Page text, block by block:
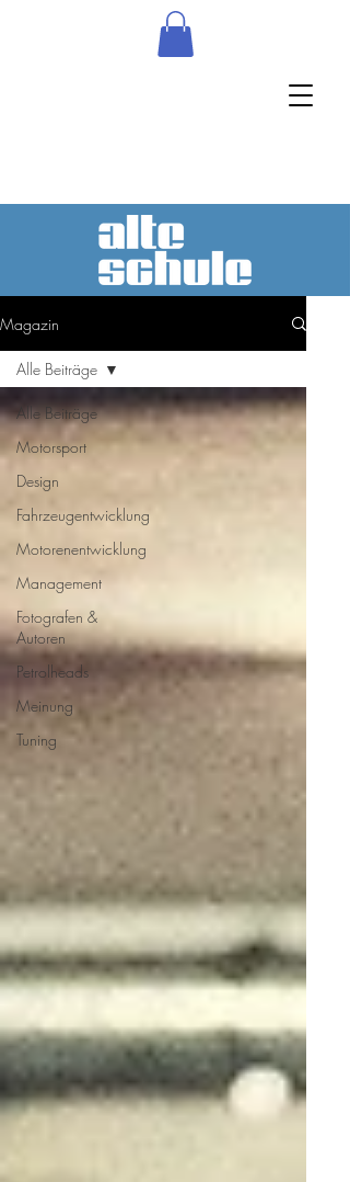
Magazin
Alle Beiträge
Motorsport
Design
Fahrzeugentwicklung
Motorenentwicklung
Management
Fotografen &
Autoren
Petrolheads
Meinung
Tuning
Alle Beiträge